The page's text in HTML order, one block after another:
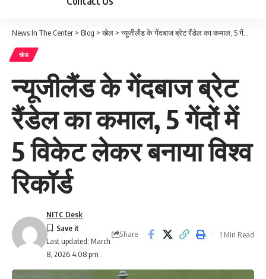
News In The Center > Blog >खेल >न्यूजीलैंड के गेंदबाज ब्रेट रैंडेल का कमाल, 5 गेंदों में 5 विकेट लेकर बनाया विश्व रिकॉर्ड
खेल
न्यूजीलैंड के गेंदबाज ब्रेट
रैंडेल का कमाल, 5 गेंदों में
5 विकेट लेकर बनाया विश्व
रिकॉर्ड
Last updated: March
8, 2026 4:08 pm
NITC Desk
Share 1 Min Read